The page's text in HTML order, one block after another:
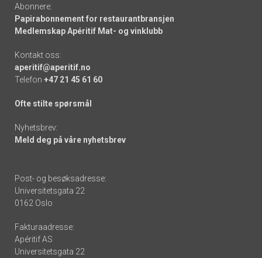
Abonnere:
Papirabonnement for restaurantbransjen
Medlemskap Apéritif Mat- og vinklubb
Kontakt oss:
aperitif@aperitif.no
Telefon +47 21 45 61 60
Ofte stilte spørsmål
Nyhetsbrev:
Meld deg på våre nyhetsbrev
Post- og besøksadresse:
Universitetsgata 22
0162 Oslo
Fakturaadresse:
Apéritif AS
Universitetsgata 22